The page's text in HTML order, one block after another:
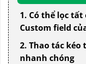
1. Có thể lọc tất
Custom field
2. Thao tác kéo
nhanh chóng